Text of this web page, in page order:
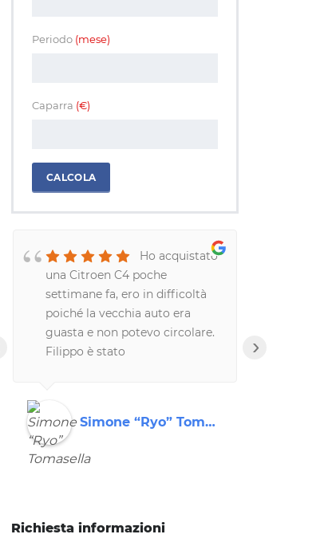
Periodo (mese)
Caparra (€)
CALCOLA
Ho acquistato
una Citroen C4 poche
settimane fa, ero in difficoltà
poiché la vecchia auto era
guasta e non potevo circolare.
Filippo è stato
ed affidabili.
Simone “Ryo” Tomasella
›
Richiesta informazioni